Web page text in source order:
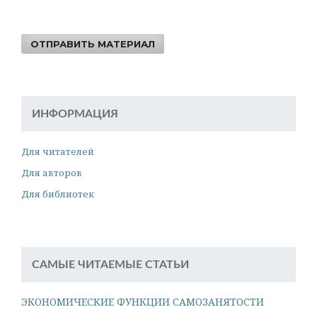
ОТПРАВИТЬ МАТЕРИАЛ
ИНФОРМАЦИЯ
Для читателей
Для авторов
Для библиотек
САМЫЕ ЧИТАЕМЫЕ СТАТЬИ
ЭКОНОМИЧЕСКИЕ ФУНКЦИИ САМОЗАНЯТОСТИ